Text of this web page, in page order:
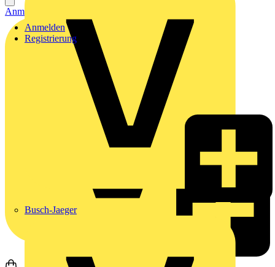
Busch-Jaeger
Anmelden
Registrierung
Anmelden